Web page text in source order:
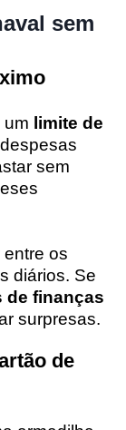
sem
um limite de
sem
os
diários. Se
de finanças
surpresas.
de